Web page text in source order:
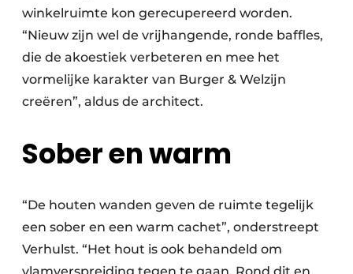
winkelruimte kon gerecupereerd worden.
“Nieuw zijn wel de vrijhangende, ronde baffles,
die de akoestiek verbeteren en mee het
vormelijke karakter van Burger & Welzijn
creëren”, aldus de architect.
Sober en warm
“De houten wanden geven de ruimte tegelijk
een sober en een warm cachet”, onderstreept
Verhulst. “Het hout is ook behandeld om